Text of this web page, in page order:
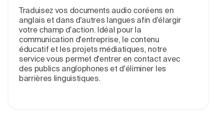
Traduisez vos documents audio coréens en
anglais et dans d'autres langues afin d'élargir
votre champ d'action. Idéal pour la
communication d'entreprise, le contenu
éducatif et les projets médiatiques, notre
service vous permet d'entrer en contact avec
des publics anglophones et d'éliminer les
barrières linguistiques.